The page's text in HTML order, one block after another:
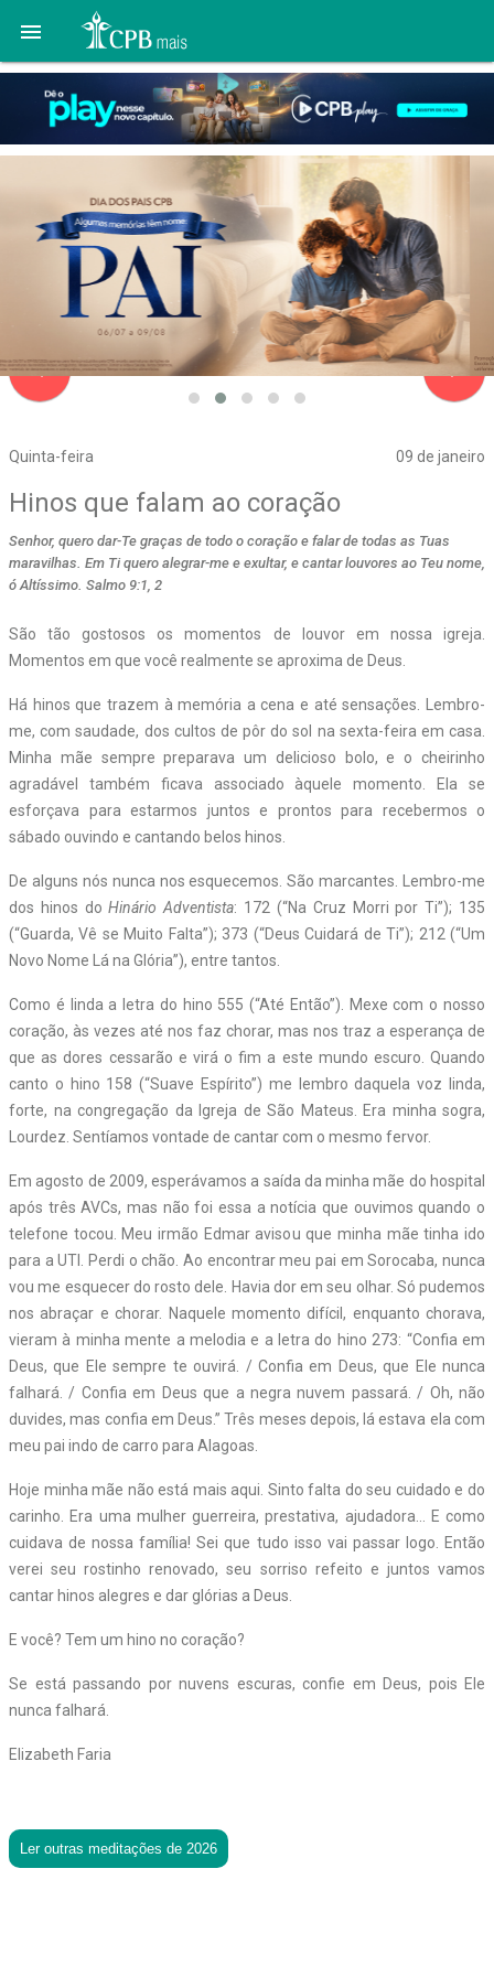

Quinta-feira 09 de janeiro
navigate_before
Hinos que falam ao coração
Senhor, quero dar-Te graças de todo o coração e falar de todas as Tuas
maravilhas. Em Ti quero alegrar-me e exultar, e cantar louvores ao Teu nome,
ó Altíssimo. Salmo 9:1, 2
São tão gostosos os momentos de louvor em nossa igreja.
Momentos em que você realmente se aproxima de Deus.
Há hinos que trazem à memória a cena e até sensações. Lembro-
me, com saudade, dos cultos de pôr do sol na sexta-feira em casa.
Minha mãe sempre preparava um delicioso bolo, e o cheirinho
agradável também ficava associado àquele momento. Ela se
esforçava para estarmos juntos e prontos para recebermos o
sábado ouvindo e cantando belos hinos.
De alguns nós nunca nos esquecemos. São marcantes. Lembro-me
dos hinos doHinário Adventista: 172 (“Na Cruz Morri por Ti”); 135
(“Guarda, Vê se Muito Falta”); 373 (“Deus Cuidará de Ti”); 212 (“Um
Novo Nome Lá na Glória”), entre tantos.
Como é linda a letra do hino 555 (“Até Então”). Mexe com o nosso
coração, às vezes até nos faz chorar, mas nos traz a esperança de
que as dores cessarão e virá o fim a este mundo escuro. Quando
canto o hino 158 (“Suave Espírito”) me lembro daquela voz linda,
forte, na congregação da Igreja de São Mateus. Era minha sogra,
Lourdez. Sentíamos vontade de cantar com o mesmo fervor.
Em agosto de 2009, esperávamos a saída da minha mãe do hospital
após três AVCs, mas não foi essa a notícia que ouvimos quando o
telefone tocou. Meu irmão Edmar avisou que minha mãe tinha ido
para a UTI. Perdi o chão. Ao encontrar meu pai em Sorocaba, nunca
vou me esquecer do rosto dele. Havia dor em seu olhar. Só pudemos
nos abraçar e chorar. Naquele momento difícil, enquanto chorava,
vieram à minha mente a melodia e a letra do hino 273: “Confia em
Deus, que Ele sempre te ouvirá. / Confia em Deus, que Ele nunca
falhará. / Confia em Deus que a negra nuvem passará. / Oh, não
duvides, mas confia em Deus.” Três meses depois, lá estava ela com
meu pai indo de carro para Alagoas.
Hoje minha mãe não está mais aqui. Sinto falta do seu cuidado e do
carinho. Era uma mulher guerreira, prestativa, ajudadora… E como
cuidava de nossa família! Sei que tudo isso vai passar logo. Então
verei seu rostinho renovado, seu sorriso refeito e juntos vamos
cantar hinos alegres e dar glórias a Deus.
E você? Tem um hino no coração?
Se está passando por nuvens escuras, confie em Deus, pois Ele
nunca falhará.
Elizabeth Faria
Ler outras meditações de 2026
navigate_next